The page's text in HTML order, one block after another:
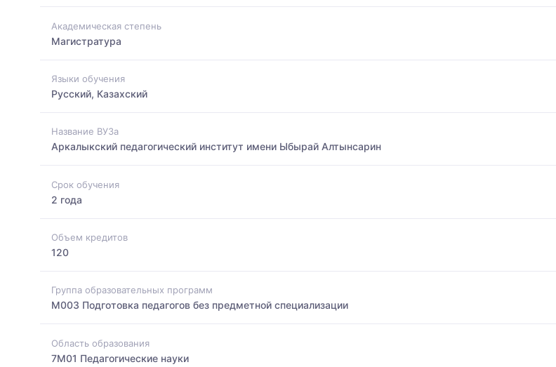
Академическая степень
Магистратура
Языки обучения
Русский, Казахский
Название ВУЗа
Аркалыкский педагогический институт имени Ыбырай Алтынсарин
Срок обучения
2 года
Объем кредитов
120
Группа образовательных программ
M003 Подготовка педагогов без предметной специализации
Область образования
7M01 Педагогические науки